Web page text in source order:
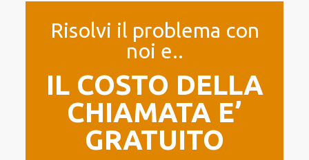
Risolvi il problema con
noi e..
IL COSTO DELLA
CHIAMATA E’
GRATUITO